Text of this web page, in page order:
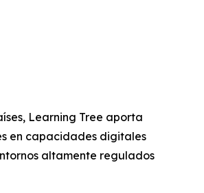
Learning Tree aporta
en capacidades digitales
altamente regulados